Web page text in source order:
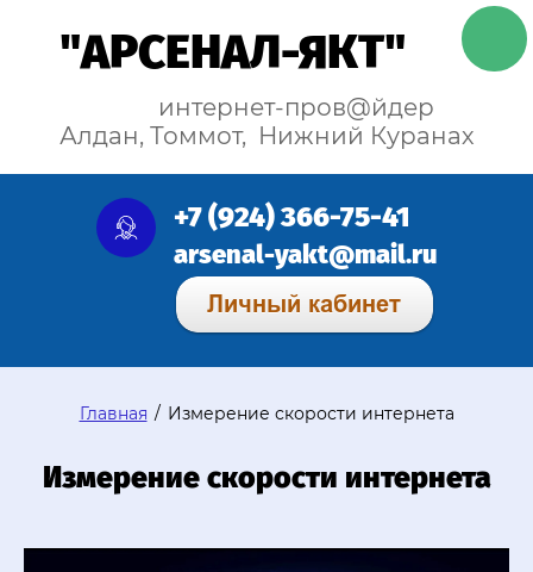
"АРСЕНАЛ-ЯКТ"
интернет-пров@йдер
Алдан, Томмот, Нижний Куранах
+7 (924) 366-75-41
arsenal-yakt@mail.ru
Главная / Измерение скорости интернета
Измерение скорости интернета